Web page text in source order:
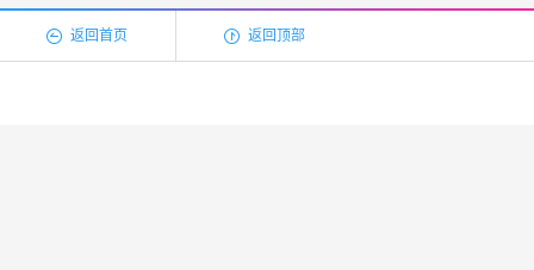
返回首页 返回顶部